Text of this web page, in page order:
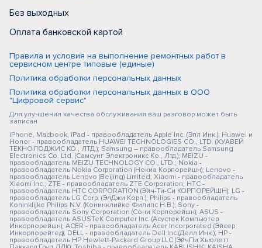
Без выходных
Оплата банковской картой
Правила и условия на выполнение ремонтных работ в
сервисном центре типовые (единые)
Политика обработки персональных данных
Политика обработки персональных данных в ООО
"Цифровой сервис"
Для улучшения качества обслуживания ваш разговор может быть
записан
iPhone, Macbook, iPad - правообладатель Apple Inc. (Эпл Инк.); Huawei и
Honor - правообладатель HUAWEI TECHNOLOGIES CO., LTD. (ХУАВЕЙ
ТЕКНОЛОДЖИС КО., ЛТД.); Samsung – правообладатель Samsung
Electronics Co. Ltd. (Самсунг Электроникс Ко., Лтд.); MEIZU -
правообладатель MEIZU TECHNOLOGY CO., LTD.; Nokia -
правообладатель Nokia Corporation (Нокиа Корпорейшн); Lenovo -
правообладатель Lenovo (Beijing) Limited; Xiaomi - правообладатель
Xiaomi Inc.; ZTE - правообладатель ZTE Corporation; HTC -
правообладатель HTC CORPORATION (Эйч-Ти-Си КОРПОРЕЙШН); LG -
правообладатель LG Corp. (ЭлДжи Корп.); Philips - правообладатель
Koninklijke Philips N.V. (Конинклийке Филипс Н.В.); Sony -
правообладатель Sony Corporation (Сони Корпорейшн); ASUS -
правообладатель ASUSTeK Computer Inc. (Асустек Компьютер
Инкорпорейшн); ACER - правообладатель Acer Incorporated (Эйсер
Инкорпорейтед); DELL - правообладатель Dell Inc.(Делл Инк.); HP -
правообладатель HP Hewlett-Packard Group LLC (ЭйчПи Хьюлетт